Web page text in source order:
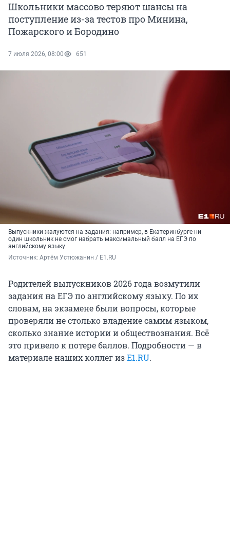
Школьники массово теряют шансы на
поступление из-за тестов про Минина,
Пожарского и Бородино
7 июля 2026, 08:00 651
Выпускники жалуются на задания: например, в Екатеринбурге ни
один школьник не смог набрать максимальный балл на ЕГЭ по
английскому языку
Источник: Артём Устюжанин / E1.RU
Родителей выпускников 2026 года возмутили
задания на ЕГЭ по английскому языку. По их
словам, на экзамене были вопросы, которые
проверяли не столько владение самим языком,
сколько знание истории и обществознания. Всё
это привело к потере баллов. Подробности — в
материале наших коллег изE1.RU.